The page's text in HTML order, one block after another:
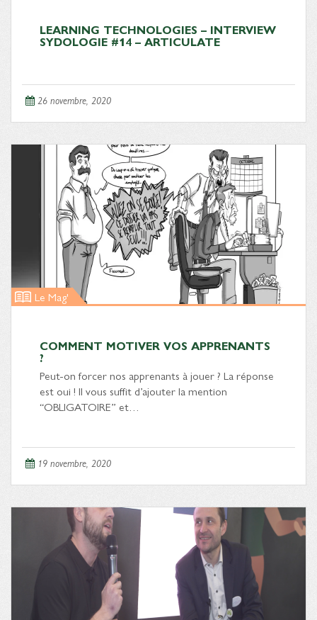
LEARNING TECHNOLOGIES – INTERVIEW
SYDOLOGIE #14 – ARTICULATE
26 novembre, 2020
Le Mag'
COMMENT MOTIVER VOS APPRENANTS
?
Peut-on forcer nos apprenants à jouer ? La réponse
est oui ! Il vous suffit d’ajouter la mention
“OBLIGATOIRE” et…
19 novembre, 2020